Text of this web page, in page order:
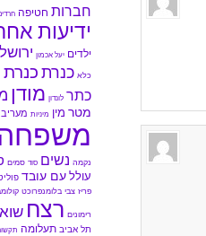
חברות חטיפה
ידיעות
ילדים יעל אכמון
כלא כנרת כנרת
כתר לונדון מודן
מטר מין מיניות מעריב
נקמה נשים סוד סמים
עולל עם עובד
פריז צבי בלומנפרוכט
רימונים רצח
תל אביב תעלומה